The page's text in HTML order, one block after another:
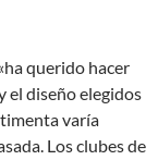
querido hacer
el diseño elegidos
varía
Los clubes de